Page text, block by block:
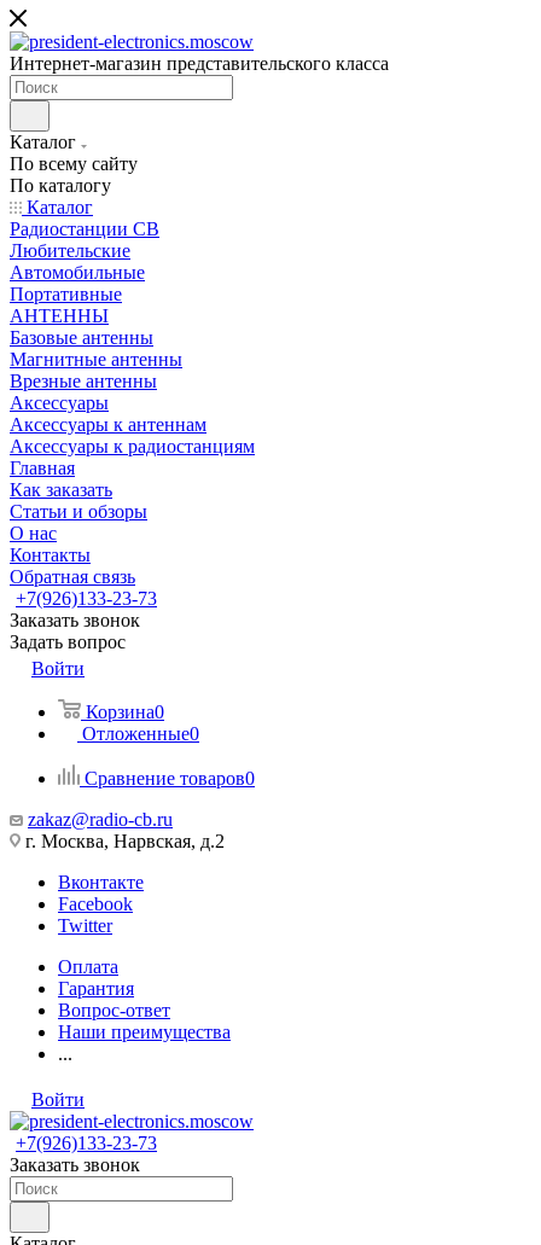
Интернет-магазин представительского класса
Каталог
По всему сайту
По каталогу
Каталог
Радиостанции CB
Любительские
Автомобильные
Портативные
АНТЕННЫ
Базовые антенны
Магнитные антенны
Врезные антенны
Аксессуары
Аксессуары к антеннам
Аксессуары к радиостанциям
Главная
Как заказать
Статьи и обзоры
О нас
Контакты
Обратная связь
+7(926)133-23-73
Заказать звонок
Задать вопрос
Войти
Корзина0
Отложенные0
Сравнение товаров0
zakaz@radio-cb.ru
г. Москва, Нарвская, д.2
Вконтакте
Facebook
Twitter
Оплата
Гарантия
Вопрос-ответ
Наши преимущества
...
Войти
+7(926)133-23-73
Заказать звонок